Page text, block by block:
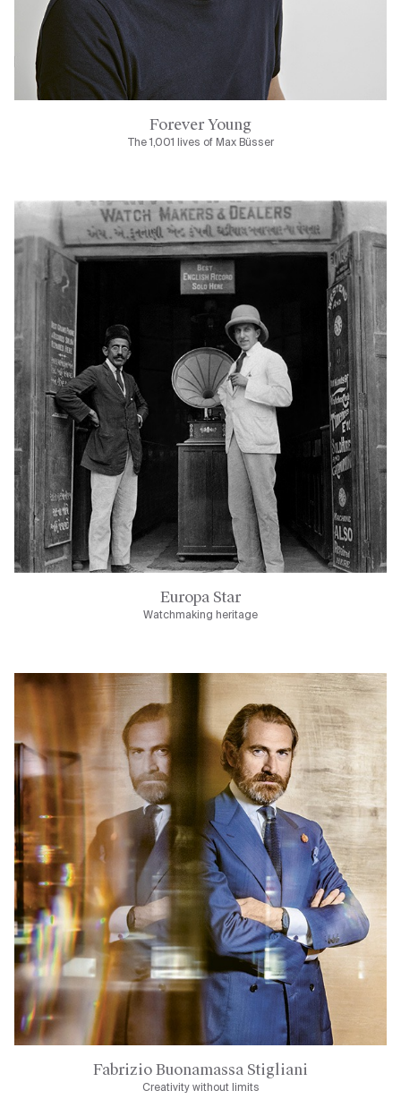
Forever Young
The 1,001 lives of Max Büsser
Europa Star
Watchmaking heritage
Fabrizio Buonamassa Stigliani
Creativity without limits